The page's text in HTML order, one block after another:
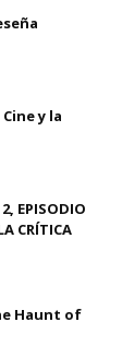
y la
EPISODIO
CRÍTICA
Haunt of